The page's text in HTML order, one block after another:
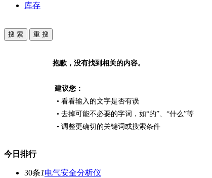
库存
抱歉，没有找到相关的内容。
建议您：
• 看看输入的文字是否有误
• 去掉可能不必要的字词，如“的”、“什么”等
• 调整更确切的关键词或搜索条件
今日排行
30条1电气安全分析仪